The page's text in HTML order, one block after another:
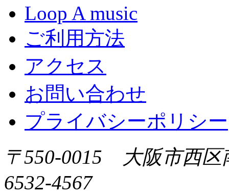
Loop A music
ご利用方法
アクセス
お問い合わせ
プライバシーポリシー
〒550-0015 大阪市西
6532-4567